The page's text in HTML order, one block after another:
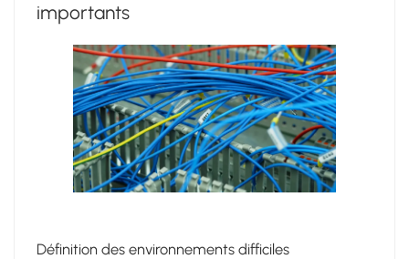
importants
Définition des environnements difficiles